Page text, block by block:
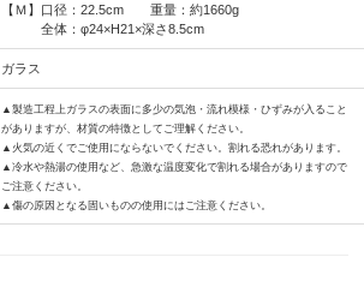
【Ｍ】口径：22.5cm 重量：約1660g
全体：φ24×H21×深さ8.5cm
ガラス
▲製造工程上ガラスの表面に多少の気泡・流れ模様・ひずみが入ること
がありますが、材質の特徴としてご理解ください。
▲火気の近くでご使用にならないでください。割れる恐れがあります。
▲冷水や熱湯の使用など、急激な温度変化で割れる場合がありますので
ご注意ください。
▲傷の原因となる固いものの使用にはご注意ください。